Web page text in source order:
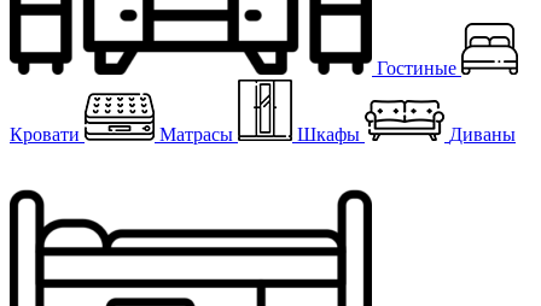
Гостиные
Кровати Матрасы Шкафы Диваны